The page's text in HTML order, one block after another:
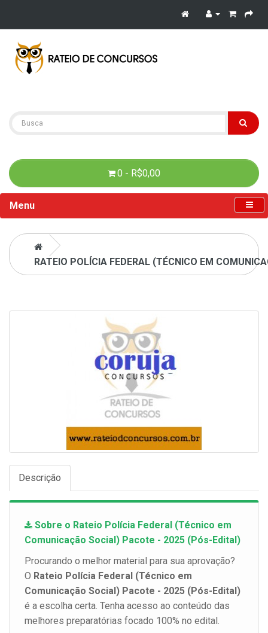
0 - R$0,00
Menu
RATEIO POLÍCIA FEDERAL (TÉCNICO EM
Descrição
Sobre o Rateio Polícia Federal (Técnico em
Comunicação Social) Pacote - 2025 (Pós-Edital)
Procurando o melhor material para sua aprovação?
O Rateio Polícia Federal (Técnico em
Comunicação Social) Pacote - 2025 (Pós-Edital)
é a escolha certa. Tenha acesso ao conteúdo das
melhores preparatórias focado 100% no edital.